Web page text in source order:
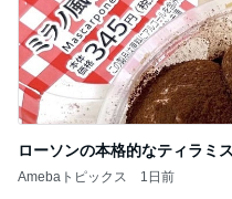
ローソンの本格的なティラミス
Amebaトピックス 1日前